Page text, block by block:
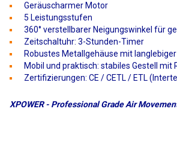
Geräuscharmer Motor
5 Leistungsstufen
360° verstellbarer Neigungswinkel für
Zeitschaltuhr: 3-Stunden-Timer
Robustes Metallgehäuse mit
Mobil und praktisch: stabiles Gestell mit
Zertifizierungen: CE / CETL / ETL
XPOWER - Professional Grade Air